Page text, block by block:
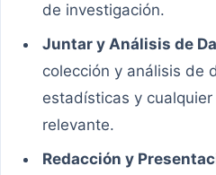
de investigación.
Juntar y Análisis de
colección y análisis de
estadísticas y
relevante.
Redacción y